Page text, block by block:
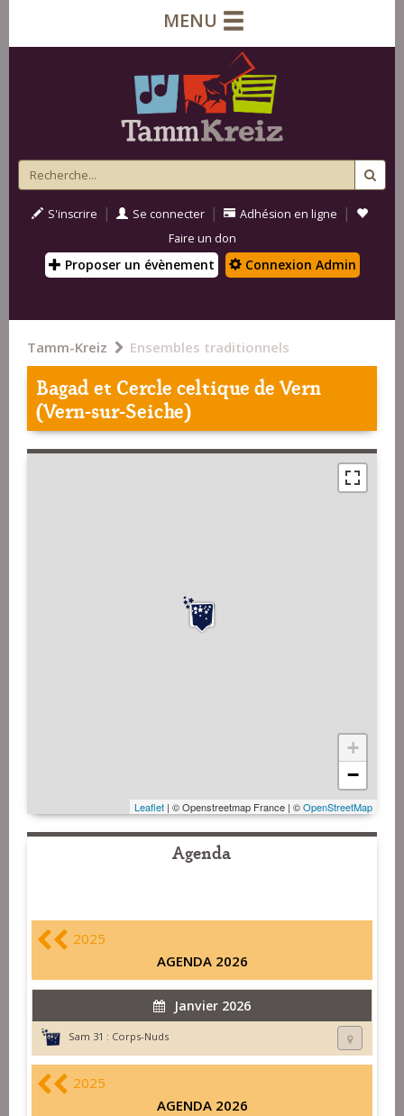
MENU
S'inscrire | Se connecter | Adhésion en ligne |
Faire un don
Proposer un évènement Connexion Admin
Tamm-Kreiz Ensembles traditionnels
Bagad et Cercle celtique de Vern
(Vern-sur-Seiche)
+
−
Leaflet | © Openstreetmap France | ©OpenStreetMap
Agenda
2025
AGENDA 2026
Janvier 2026
Sam 31 : Corps-Nuds
2025
AGENDA 2026